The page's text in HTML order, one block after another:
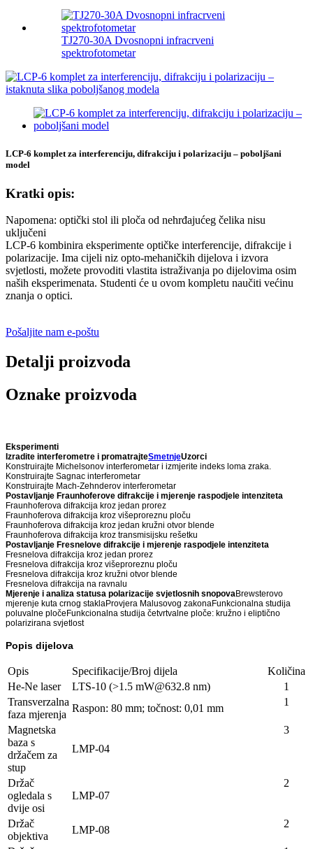
TJ270-30A Dvosnopni infracrveni
spektrofotometar
LCP-6 komplet za interferenciju, difrakciju i polarizaciju – poboljšani
model
Kratki opis:
Napomena: optički stol ili ploča od nehrđajućeg čelika nisu
uključeni
LCP-6 kombinira eksperimente optičke interferencije, difrakcije i
polarizacije. Ima cijeli niz opto-mehaničkih dijelova i izvora
svjetlosti, možete provoditi vlastita istraživanja po dijelovima osim
naših eksperimenata. Studenti će u ovom kompletu naučiti većinu
znanja o optici.
Pošaljite nam e-poštu
Detalji proizvoda
Oznake proizvoda
Eksperimenti
Izradite interferometre i promatrajteSmetnjeUzorci
Konstruirajte Michelsonov interferometar i izmjerite indeks loma zraka.
Konstruirajte Sagnac interferometar
Konstruirajte Mach-Zehnderov interferometar
Postavljanje Fraunhoferove difrakcije i mjerenje raspodjele intenziteta
Fraunhoferova difrakcija kroz jedan prorez
Fraunhoferova difrakcija kroz višeproreznu ploču
Fraunhoferova difrakcija kroz jedan kružni otvor blende
Fraunhoferova difrakcija kroz transmisijsku rešetku
Postavljanje Fresnelove difrakcije i mjerenje raspodjele intenziteta
Fresnelova difrakcija kroz jedan prorez
Fresnelova difrakcija kroz višeproreznu ploču
Fresnelova difrakcija kroz kružni otvor blende
Fresnelova difrakcija na ravnalu
Mjerenje i analiza statusa polarizacije svjetlosnih snopovaBrewsterovo
mjerenje kuta crnog staklaProvjera Malusovog zakonaFunkcionalna studija
poluvalne pločeFunkcionalna studija četvrtvalne ploče: kružno i eliptično
polarizirana svjetlost
Popis dijelova
Opis Specifikacije/Broj dijela
Količina
He-Ne laser
LTS-10 (>1.5 mW@632.8 nm)
1
Transverzalna
faza mjerenja
Raspon: 80 mm; točnost: 0,01 mm
1
Magnetska
baza s
držačem za
stup
LMP-04
3
Držač
ogledala s
dvije osi
LMP-07
2
Držač
objektiva
LMP-08
2